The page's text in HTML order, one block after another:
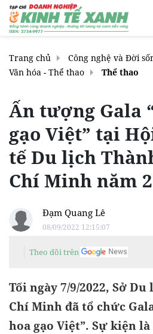
Trang chủ
Công nghệ và Đời
Văn hóa - Thể thao
Thể thao
Ấn tượng Gala
gạo Việt” tại
tế Du lịch
Chí Minh năm
Đạm Quang Lê
08/09/2022 12:15:07
Theo dõi trên
Tối ngày 7/9/2022, Sở
Chí Minh đã tổ chức
hoa gạo Việt”. Sự kiện